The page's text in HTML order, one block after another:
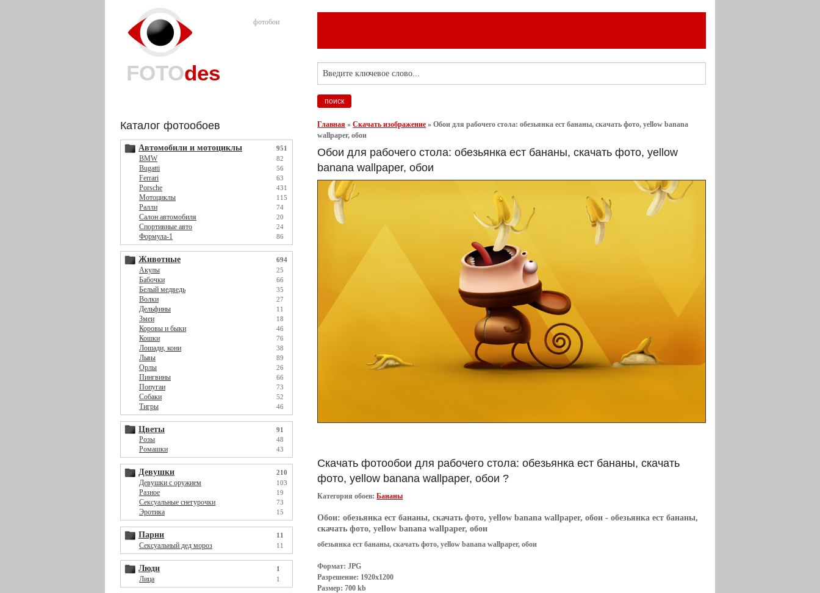
фотобои
FOTOdes
Каталог фотообоев
Автомобили и мотоциклы 951
BMW 82
Bugatti 56
Ferrari 63
Porsche 431
Мотоциклы 115
Ралли 74
Салон автомобиля 20
Спортивные авто 24
Формула-1 86
Животные 694
Акулы 25
Бабочки 66
Белый медведь 35
Волки 27
Дельфины 11
Змеи 18
Коровы и быки 46
Кошки 76
Лошади, кони 38
Львы 89
Орлы 26
Пингвины 66
Попугаи 73
Собаки 52
Тигры 46
Цветы 91
Розы 48
Ромашки 43
Девушки 210
Девушки с оружием 103
Разное 19
Сексуальные снегурочки 73
Эротика 15
Парни 11
Сексуальный дед мороз 11
Люди 1
Лица 1
Главная »Скачать изображение »Обои для рабочего стола: обезьянка ест бананы, скачать фото, yellow banana
wallpaper, обои
Обои для рабочего стола: обезьянка ест бананы, скачать фото, yellow
banana wallpaper, обои
Скачать фотообои для рабочего стола: обезьянка ест бананы, скачать
фото, yellow banana wallpaper, обои ?
Категория обоев:Бананы
Обои:обезьянка ест бананы, скачать фото, yellow banana wallpaper, обои - обезьянка ест бананы,
скачать фото, yellow banana wallpaper, обои
обезьянка ест бананы, скачать фото, yellow banana wallpaper, обои
Формат: JPG
Разрешение: 1920x1200
Размер: 700 kb